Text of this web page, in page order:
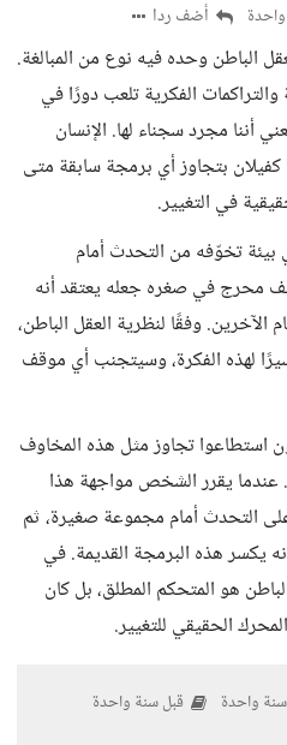
أضف ردا
الباطن وحده فيه نوع من المبالغة.
الفكرية تلعب دورًا في
أننا مجرد سجناء لها. الإنسان
كفيلان بتجاوز أي برمجة سابقة متى
في التغيير.
تخوّفه من التحدث أمام
محرج في صغره جعله يعتقد أنه
الآخرين. وفقًا لنظرية العقل الباطن،
لهذه الفكرة، وسيتجنب أي موقف
استطاعوا تجاوز مثل هذه المخاوف
يقرر الشخص مواجهة هذا
التحدث أمام مجموعة صغيرة، ثم
يكسر هذه البرمجة القديمة. في
هو المتحكم المطلق، بل كان
الحقيقي للتغيير.
واحدة قبل سنة واحدة